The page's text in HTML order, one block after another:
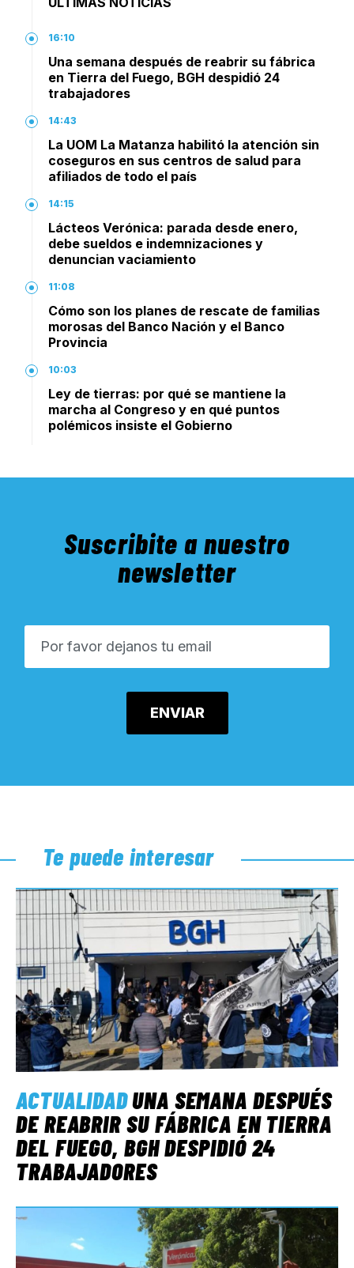
16:10
Una semana después de reabrir su fábrica
en Tierra del Fuego, BGH despidió 24
trabajadores
14:43
La UOM La Matanza habilitó la atención sin
coseguros en sus centros de salud para
afiliados de todo el país
14:15
Lácteos Verónica: parada desde enero,
debe sueldos e indemnizaciones y
denuncian vaciamiento
11:08
Cómo son los planes de rescate de familias
morosas del Banco Nación y el Banco
Provincia
10:03
Ley de tierras: por qué se mantiene la
marcha al Congreso y en qué puntos
polémicos insiste el Gobierno
Suscribite a nuestro
newsletter
Te puede interesar
ACTUALIDADUNA SEMANA DESPUÉS
DE REABRIR SU FÁBRICA EN TIERRA
DEL FUEGO, BGH DESPIDIÓ 24
TRABAJADORES